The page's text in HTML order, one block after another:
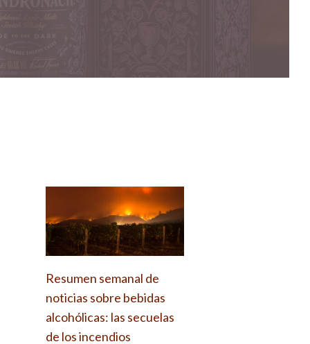
Resumen semanal de
noticias sobre bebidas
alcohólicas: las secuelas
de los incendios